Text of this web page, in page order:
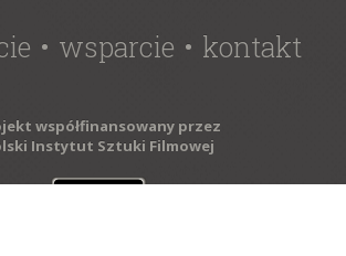
wsparcie kontakt
współfinansowany przez